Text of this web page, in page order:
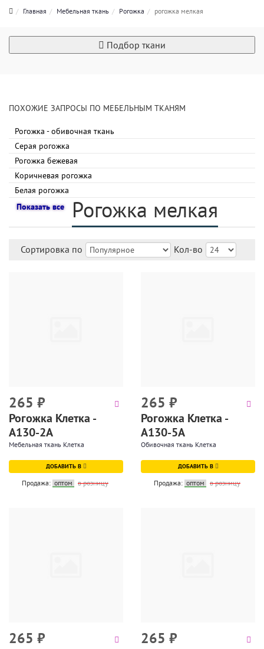
Главная Мебельная ткань Рогожка рогожка мелкая
Подбор ткани
ПОХОЖИЕ ЗАПРОСЫ ПО МЕБЕЛЬНЫМ ТКАНЯМ
Рогожка - обивочная ткань
Серая рогожка
Рогожка бежевая
Коричневая рогожка
Белая рогожка
Показать все
Рогожка мелкая
Сортировка по Кол-во
265 ₽
Рогожка Клетка -
A130-2A
Мебельная ткань Клетка
ДОБАВИТЬ В
Продажа: оптом в розницу
265 ₽
Рогожка Клетка -
A130-5A
Обивочная ткань Клетка
ДОБАВИТЬ В
Продажа: оптом в розницу
265 ₽ 265 ₽